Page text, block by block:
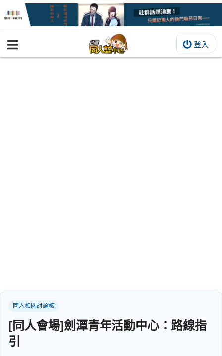
登入
BOOKY書集倉庫
交流中心
攤位轉讓區
會員功能選單
同人相關討論板
[同人會場]劍潭青年活動中心：路線指
引